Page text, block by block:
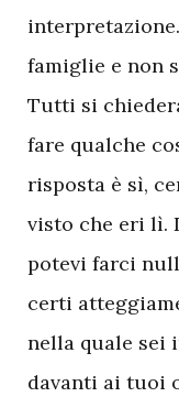
famiglie e non
Tutti si
fare qualche
risposta è sì,
visto che eri lì.
potevi farci
certi
nella quale sei
davanti ai tuoi